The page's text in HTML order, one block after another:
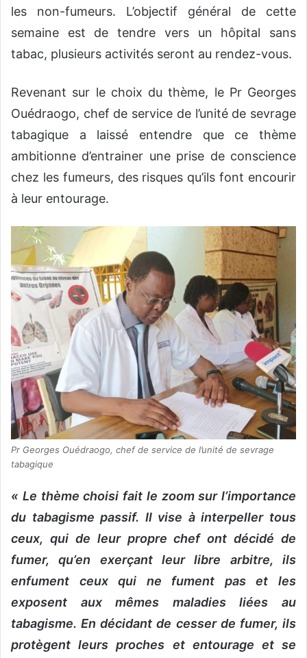
les non-fumeurs. L’objectif général de cette
semaine est de tendre vers un hôpital sans
tabac, plusieurs activités seront au rendez-vous.
Revenant sur le choix du thème, le Pr Georges
Ouédraogo, chef de service de l’unité de sevrage
tabagique a laissé entendre que ce thème
ambitionne d’entrainer une prise de conscience
chez les fumeurs, des risques qu’ils font encourir
à leur entourage.
Pr Georges Ouédraogo, chef de service de l’unité de sevrage
tabagique
« Le thème choisi fait le zoom sur l’importance
du tabagisme passif. Il vise à interpeller tous
ceux, qui de leur propre chef ont décidé de
fumer, qu’en exerçant leur libre arbitre, ils
enfument ceux qui ne fument pas et les
exposent aux mêmes maladies liées au
tabagisme. En décidant de cesser de fumer, ils
protègent leurs proches et entourage et se